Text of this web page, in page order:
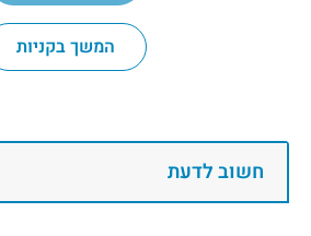
המשך בקניות
חשוב לדעת